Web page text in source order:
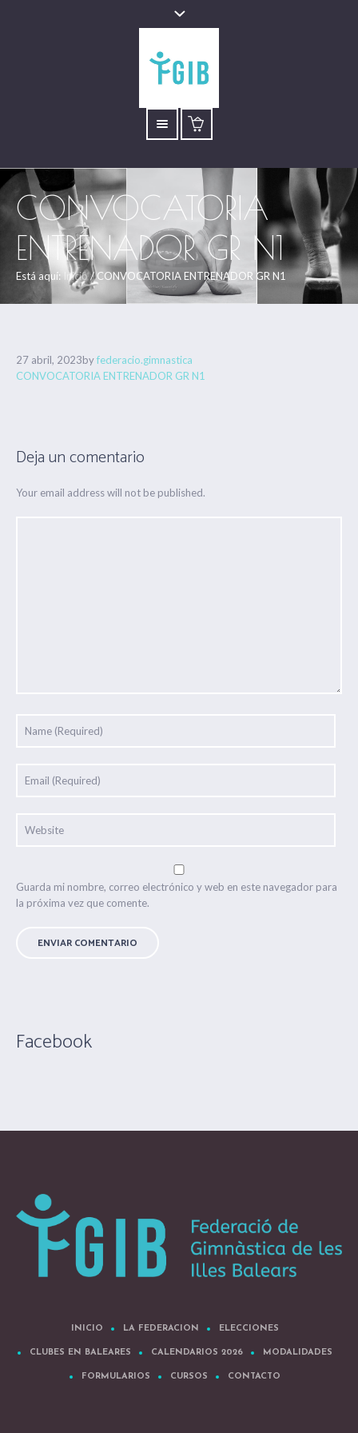
CONVOCATORIA
ENTRENADOR GR N1
Está aquí: Inicio/CONVOCATORIA ENTRENADOR GR N1
27 abril, 2023byfederacio.gimnastica
CONVOCATORIA ENTRENADOR GR N1
Deja un comentario
Your email address will not be published.
Guarda mi nombre, correo electrónico y web en este navegador para
la próxima vez que comente.
Facebook
INICIO LA FEDERACION ELECCIONES
CLUBES EN BALEARES CALENDARIOS 2026 MODALIDADES
FORMULARIOS CURSOS CONTACTO